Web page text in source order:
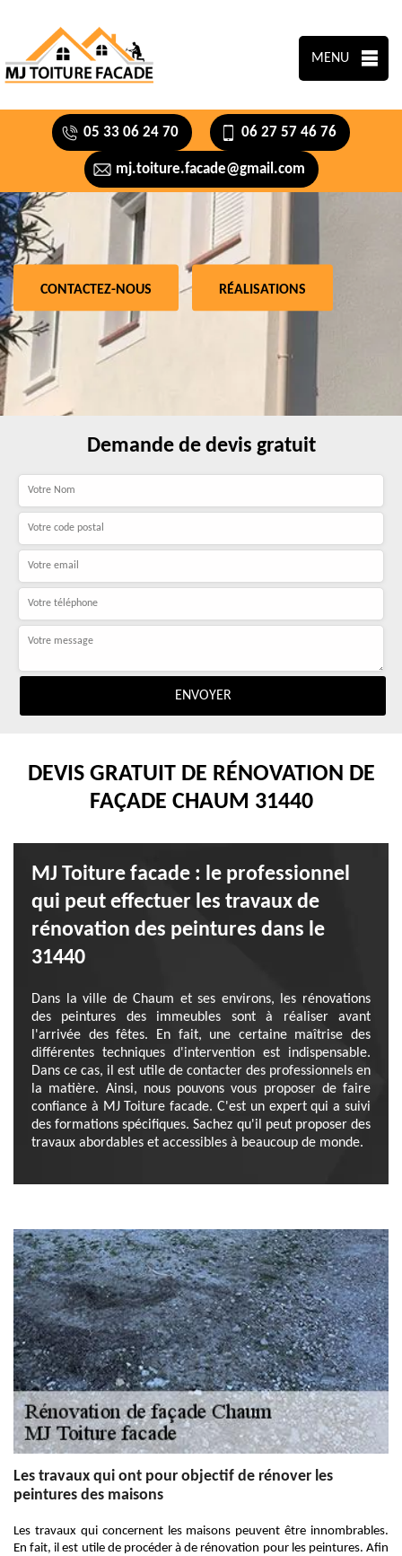
MENU
05 33 06 24 70 06 27 57 46 76
mj.toiture.facade@gmail.com
CONTACTEZ-NOUS RÉALISATIONS
Demande de devis gratuit
DEVIS GRATUIT DE RÉNOVATION DE
FAÇADE CHAUM 31440
MJ Toiture facade : le professionnel
qui peut effectuer les travaux de
rénovation des peintures dans le
31440
Dans la ville de Chaum et ses environs, les rénovations
des peintures des immeubles sont à réaliser avant
l'arrivée des fêtes. En fait, une certaine maîtrise des
différentes techniques d'intervention est indispensable.
Dans ce cas, il est utile de contacter des professionnels en
la matière. Ainsi, nous pouvons vous proposer de faire
confiance à MJ Toiture facade. C'est un expert qui a suivi
des formations spécifiques. Sachez qu'il peut proposer des
travaux abordables et accessibles à beaucoup de monde.
Les travaux qui ont pour objectif de rénover les
peintures des maisons
Les travaux qui concernent les maisons peuvent être innombrables.
En fait, il est utile de procéder à de rénovation pour les peintures. Afin